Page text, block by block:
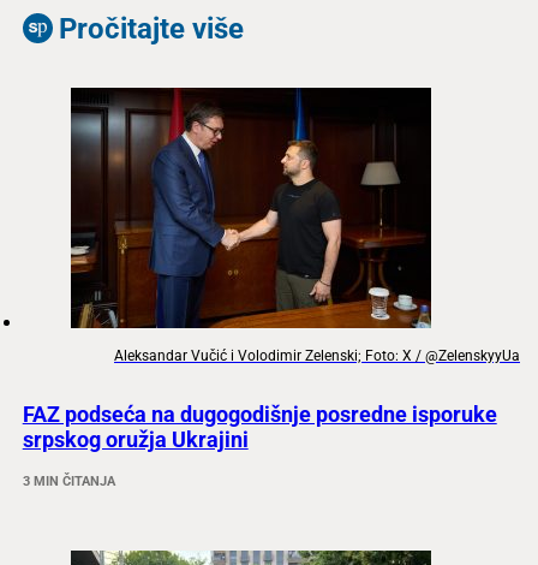
Pročitajte više
Aleksandar Vučić i Volodimir Zelenski; Foto: X / @ZelenskyyUa
FAZ podseća na dugogodišnje posredne isporuke
srpskog oružja Ukrajini
3 MIN ČITANJA